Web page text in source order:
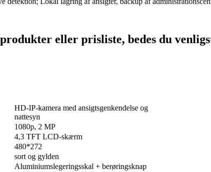
eller prisliste, bedes du
HD-IP-kamera med ansigtsgenkendelse og
nattesyn
1080p, 2 MP
4,3 TFT LCD-skærm
480*272
sort og gylden
Aluminiumslegeringsskal + berøringsknap